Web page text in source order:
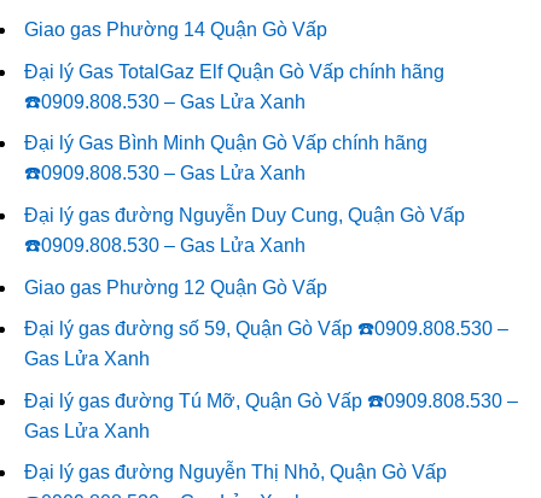
Giao gas Phường 14 Quận Gò Vấp
Đại lý Gas TotalGaz Elf Quận Gò Vấp chính hãng
☎️0909.808.530 – Gas Lửa Xanh
Đại lý Gas Bình Minh Quận Gò Vấp chính hãng
☎️0909.808.530 – Gas Lửa Xanh
Đại lý gas đường Nguyễn Duy Cung, Quận Gò Vấp
☎️0909.808.530 – Gas Lửa Xanh
Giao gas Phường 12 Quận Gò Vấp
Đại lý gas đường số 59, Quận Gò Vấp ☎️0909.808.530 –
Gas Lửa Xanh
Đại lý gas đường Tú Mỡ, Quận Gò Vấp ☎️0909.808.530 –
Gas Lửa Xanh
Đại lý gas đường Nguyễn Thị Nhỏ, Quận Gò Vấp